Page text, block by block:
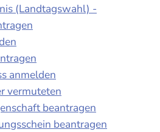
(Landtagswahl) -
anmelden
vermuteten
beantragen
beantragen